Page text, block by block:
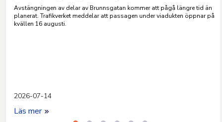
Avstängningen av delar av Brunnsgatan kommer att pågå längre tid än
planerat. Trafikverket meddelar att passagen under viadukten öppnar på
kvällen 16 augusti.
2026-07-14
Läs mer